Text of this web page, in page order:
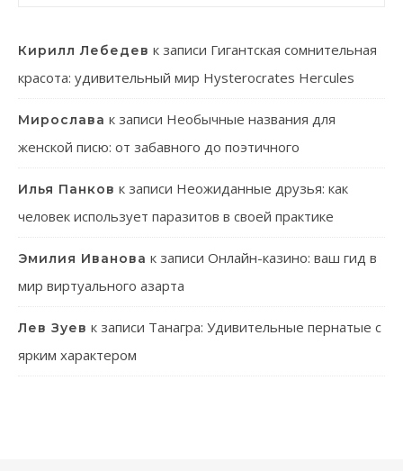
Кирилл Лебедев к записи Гигантская сомнительная
красота: удивительный мир Hysterocrates Hercules
Мирослава к записи Необычные названия для
женской писю: от забавного до поэтичного
Илья Панков к записи Неожиданные друзья: как
человек использует паразитов в своей практике
Эмилия Иванова к записи Онлайн-казино: ваш гид в
мир виртуального азарта
Лев Зуев к записи Танагра: Удивительные пернатые с
ярким характером